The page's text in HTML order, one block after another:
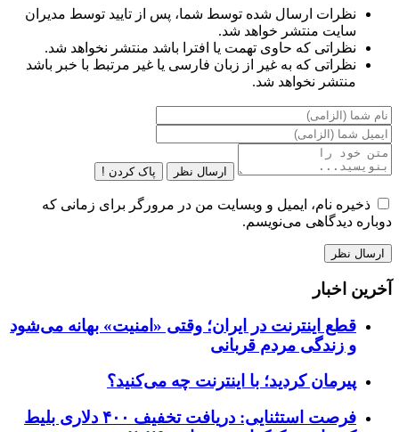
نظرات ارسال شده توسط شما، پس از تایید توسط مدیران
سایت منتشر خواهد شد.
نظراتی که حاوی تهمت یا افترا باشد منتشر نخواهد شد.
نظراتی که به غیر از زبان فارسی یا غیر مرتبط با خبر باشد
منتشر نخواهد شد.
ارسال نظر پاک کردن !
ذخیره نام، ایمیل و وبسایت من در مرورگر برای زمانی که
دوباره دیدگاهی می‌نویسم.
آخرین اخبار
قطع اینترنت در ایران؛ وقتی «امنیت» بهانه می‌شود
و زندگی مردم قربانی
پیرمان کردید؛ با اینترنت چه می‌کنید؟
فرصت استثنایی: دریافت تخفیف ۴۰۰ دلاری بلیط